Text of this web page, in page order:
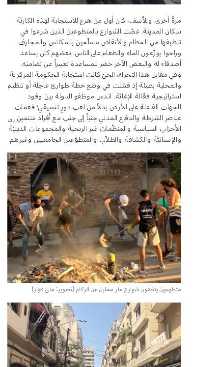
مرةً أخرى، وللأسف، كان أول من هرع للاستجابة لهذه الكارثة
سكان المدينة. غصّت الشوارع بالمتطوعين الذين شرعوا في
تنظيفها من الحطام والأنقاض مسلّحين بالمكانس والمجارف
وراحوا يوزّعون الماء والطعام على الناس. بعضهم كان يساعد
أصدقاء له والبعض الآخر حضر للمساعدة تعبيراً عن تضامنه.
وفي مقابل هذا التحرك الحيّ كانت استجابة الحكومة المركزية
والمحلية بطيئة إذ فشلت في وضع خطة طوارئ عاجلة أو تنظيم
استراتيجية فعّالة للإغاثة. اندس موظفو الدولة بين وفود
الجهات الفاعلة على الأرض بدلاً من لعب دورٍ تنسيقي؛ فعملت
عناصر الشرطة والدفاع المدني جنباً إلى جنب مع أفراد منتمين إلى
الأحزاب السياسية والمنظّمات غير الربحية والمجموعات الدينيّة
والإنسانيّة والكشافة والطلاّب والمتطوّعين الجامعيين وغيرهم.
متطوعون ينظفون شوارع مار مخايل من الركام (تصوير: منى فواز)